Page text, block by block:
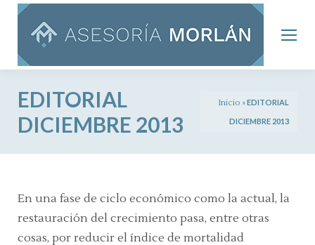
EDITORIAL
DICIEMBRE 2013
Inicio »EDITORIAL
DICIEMBRE 2013
En una fase de ciclo económico como la actual, la
restauración del crecimiento pasa, entre otras
cosas, por reducir el índice de mortalidad